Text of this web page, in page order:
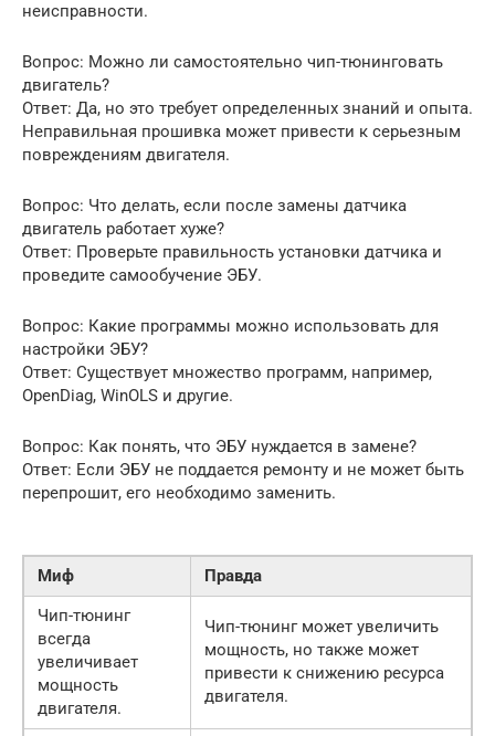
неисправности.
Вопрос: Можно ли самостоятельно чип-тюнинговать
двигатель?
Ответ: Да, но это требует определенных знаний и опыта.
Неправильная прошивка может привести к серьезным
повреждениям двигателя.
Вопрос: Что делать, если после замены датчика
двигатель работает хуже?
Ответ: Проверьте правильность установки датчика и
проведите самообучение ЭБУ.
Вопрос: Какие программы можно использовать для
настройки ЭБУ?
Ответ: Существует множество программ, например,
OpenDiag, WinOLS и другие.
Вопрос: Как понять, что ЭБУ нуждается в замене?
Ответ: Если ЭБУ не поддается ремонту и не может быть
перепрошит, его необходимо заменить.
Миф
Правда
Чип-тюнинг
всегда
увеличивает
мощность
двигателя.
Чип-тюнинг может увеличить
мощность, но также может
привести к снижению ресурса
двигателя.